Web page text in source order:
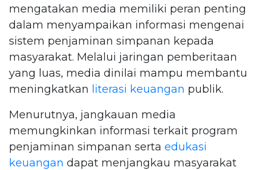
mengatakan media memiliki peran penting
dalam menyampaikan informasi mengenai
sistem penjaminan simpanan kepada
masyarakat. Melalui jaringan pemberitaan
yang luas, media dinilai mampu membantu
meningkatkan literasi keuangan publik.
Menurutnya, jangkauan media
memungkinkan informasi terkait program
penjaminan simpanan serta edukasi
keuangan dapat menjangkau masyarakat